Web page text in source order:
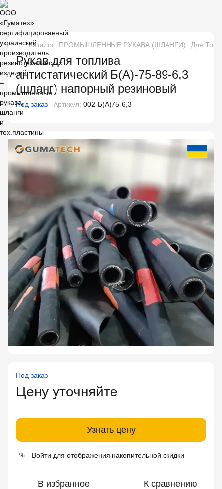
Каталог ПРОМЫШЛЕННЫЕ РУКАВА (ШЛАНГИ) Для
Рукав для топлива
антистатический Б(А)-75-89-6,3
(шланг) напорный резиновый
Под заказ Артикул: 002-Б(А)75-6,3
Под заказ
Цену уточняйте
Узнать цену
% Войти для отображения накопительной скидки
В избранное К сравнению